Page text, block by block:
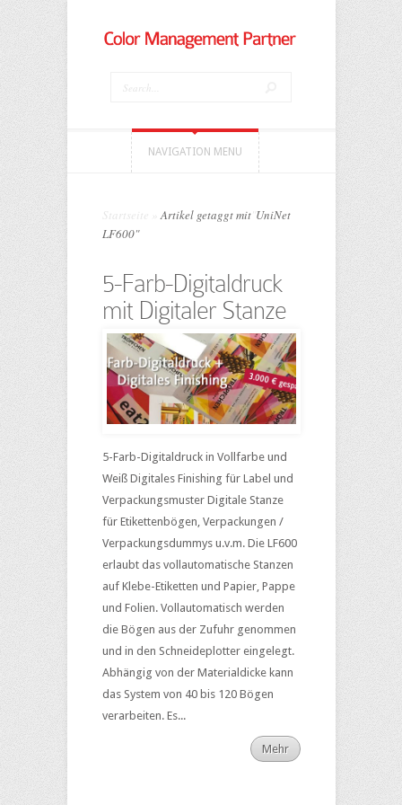
NAVIGATION MENU
Startseite Artikel getaggt mit" UniNet
LF600"
5-Farb-Digitaldruck
mit Digitaler Stanze
5-Farb-Digitaldruck in Vollfarbe und
Weiß Digitales Finishing für Label und
Verpackungsmuster Digitale Stanze
für Etikettenbögen, Verpackungen /
Verpackungsdummys u.v.m. Die LF600
erlaubt das vollautomatische Stanzen
auf Klebe-Etiketten und Papier, Pappe
und Folien. Vollautomatisch werden
die Bögen aus der Zufuhr genommen
und in den Schneideplotter eingelegt.
Abhängig von der Materialdicke kann
das System von 40 bis 120 Bögen
verarbeiten. Es...
Mehr